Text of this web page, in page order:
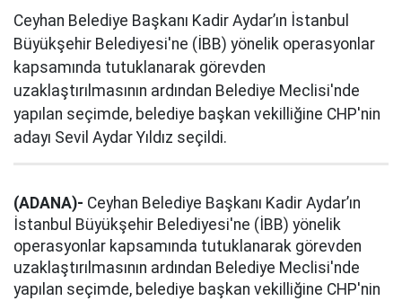
Ceyhan Belediye Başkanı Kadir Aydar’ın İstanbul
Büyükşehir Belediyesi'ne (İBB) yönelik operasyonlar
kapsamında tutuklanarak görevden
uzaklaştırılmasının ardından Belediye Meclisi'nde
yapılan seçimde, belediye başkan vekilliğine CHP'nin
adayı Sevil Aydar Yıldız seçildi.
(ADANA)- Ceyhan Belediye Başkanı Kadir Aydar’ın
İstanbul Büyükşehir Belediyesi'ne (İBB) yönelik
operasyonlar kapsamında tutuklanarak görevden
uzaklaştırılmasının ardından Belediye Meclisi'nde
yapılan seçimde, belediye başkan vekilliğine CHP'nin